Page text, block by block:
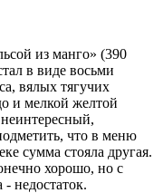
из манго» (390
в виде восьми
вялых тягучих
и мелкой желтой
что в меню
сумма стояла другая.
хорошо, но с
- недостаток.